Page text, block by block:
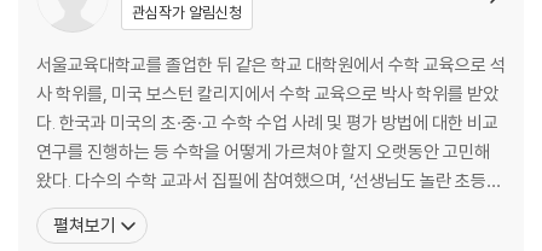
행성 궤도와 타원 | 대포와 포물선 | 포물선 연구 | 불운의 수학자, 타르탈
리아 | 좌표 평면의 발명 | 해석기하학 | 포물선 그래프 | 포물선 그래프의
활용
4. 미분과 적분: 미분과 적분은 어떤 관계일까?
미분 | 뉴턴의 미분 | 뉴턴의 적분 | 뉴턴은 정말 떨어지는 사과를 보고 중력
을 발견했을까? | 라이프니츠의 미적분 | 미적분 전쟁 | 3D 프린터와 적분
관심작가 알림신청
서울교육대학교를 졸업한 뒤 같은 학교 대학원에서 수학 교육으로 석
사 학위를, 미국 보스턴 칼리지에서 수학 교육으로 박사 학위를 받았
다. 한국과 미국의 초·중·고 수학 수업 사례 및 평가 방법에 대한 비교
연구를 진행하는 등 수학을 어떻게 가르쳐야 할지 오랫동안 고민해
왔다. 다수의 수학 교과서 집필에 참여했으며, ‘선생님도 놀란 초등수
학 뒤집기’ 시리즈의 『약수와 배수의 이해』 『어림하기』 편을 비롯해
『수학을 못하는 아이는 없다』 ‘수학이 풀리는 수학사’ 시리즈, ‘수학
펼쳐보기